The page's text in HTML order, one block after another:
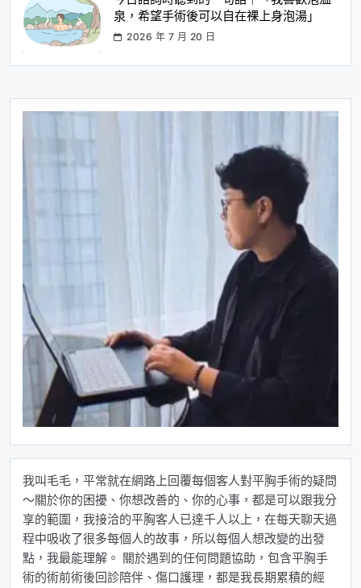
泉，希望手術後可以自在裸上身泡湯」
2026 年 7 月 20 日
我叫毛毛，平常就在網路上回覆每個客人對平胸手術的疑問
～關於你的困擾、你想改善的、你的心事，都是可以跟我分
享的範圍，我接洽的平胸客人已達千人以上，在每天聊天過
程中吸收了很多每個人的故事，所以每個人想改變的出發
點，我最能理解。 關於遇到的任何問題協助，包含平胸手
術的術前術後回診陪伴、傷口護理，都是我長期累積的經